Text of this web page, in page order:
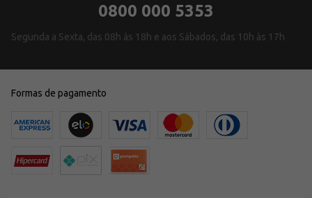
0800 000 5353
Segunda a Sexta, das 08h às 18h e aos Sábados, das 10h às 17h
Formas de pagamento